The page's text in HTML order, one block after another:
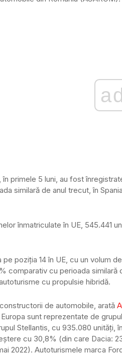
ad
primele 5 luni, au fost
similară de anul trecut, în
înmatriculate în UE, 545.441
pe poziția 14 în UE, cu un volum
comparativ cu perioada similară
cu propulsie hibridă.
de automobile, arată
sunt reprezentate de
Stellantis, cu 935.080 unități,
cu 30,8% (din care Dacia:
2022). Autoturismele marca